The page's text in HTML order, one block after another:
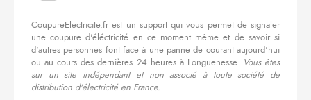
CoupureElectricite.fr est un support qui vous permet de signaler
une coupure d'éléctricité en ce moment même et de savoir si
d'autres personnes font face à une panne de courant aujourd'hui
ou au cours des dernières 24 heures à Longuenesse. Vous êtes
sur un site indépendant et non associé à toute société de
distribution d'électricité en France.